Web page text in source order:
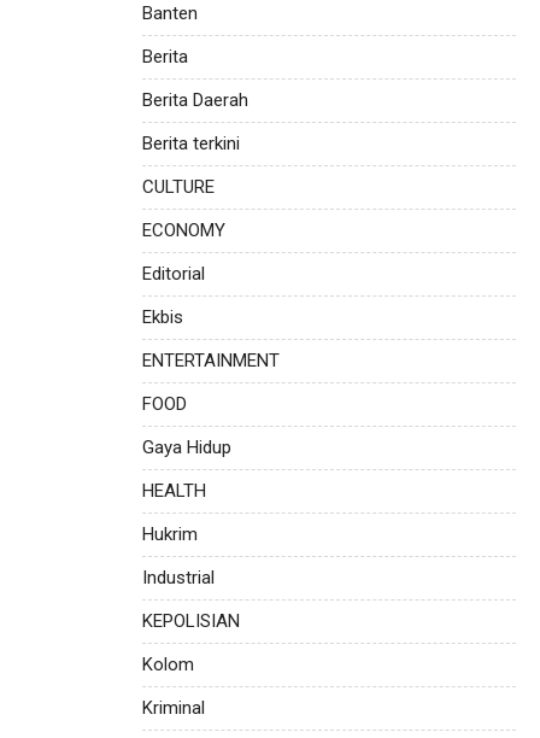
Banten
Berita
Berita Daerah
Berita terkini
CULTURE
ECONOMY
Editorial
Ekbis
ENTERTAINMENT
FOOD
Gaya Hidup
HEALTH
Hukrim
Industrial
KEPOLISIAN
Kolom
Kriminal